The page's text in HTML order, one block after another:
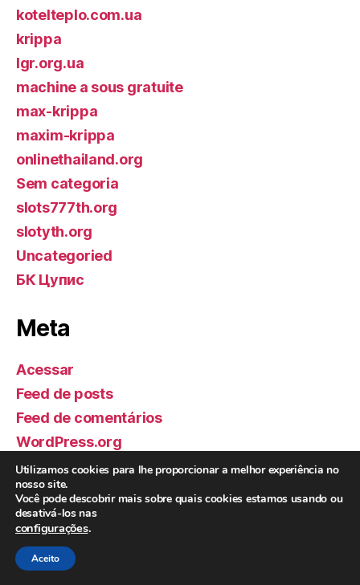
kotelteplo.com.ua
krippa
lgr.org.ua
machine a sous gratuite
max-krippa
maxim-krippa
onlinethailand.org
Sem categoria
slots777th.org
slotyth.org
Uncategoried
БК Цупис
Meta
Acessar
Feed de posts
Feed de comentários
WordPress.org
Realização:
Utilizamos cookies para lhe proporcionar a melhor experiência no
nosso site.
Você pode descobrir mais sobre quais cookies estamos usando ou
desativá-los nas
configurações.
Aceito